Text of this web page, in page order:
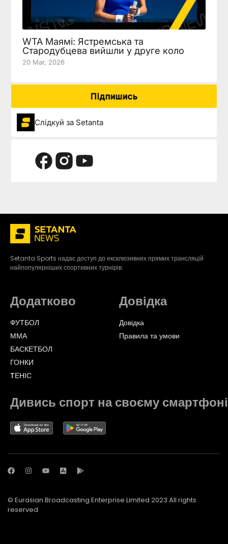
WTA Маямі: Ястремська та
Стародубцева вийшли у друге коло
20 Mar, 2026
Підпишись
Слідкуй за Setanta
Setanta Sports надає доступ до ексклюзивних прямих трансляцій
найпопулярніших спортивних турнірів.
Додатково
ФУТБОЛ
ММА
БАСКЕТБОЛ
ГОНКИ
TЕНІС
Довідка
Довідка
Правила та умови
Дивись спорт на своєму смартфоні
© Eurasian Broadcasting Enterprise Limited 2023 All rights
reserved